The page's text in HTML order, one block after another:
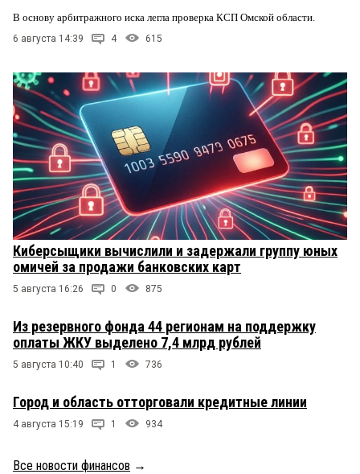
В основу арбитражного иска легла проверка КСП Омской области.
6 августа 14:39 4 615
Киберсыщики вычислили и задержали группу юных
омичей за продажи банковских карт
5 августа 16:26 0 875
Из резервного фонда 44 регионам на поддержку
оплаты ЖКУ выделено 7,4 млрд рублей
5 августа 10:40 1 736
Город и область отторговали кредитные линии
4 августа 15:19 1 934
Все новости финансов →